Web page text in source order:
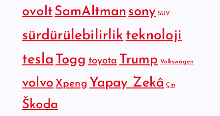
ovoltSamAltman sony SUV
sürdürülebilirlik teknoloji
tesla Togg toyota Trump Volkswagen
volvo Xpeng Yapay Zekâ Çin
Škoda